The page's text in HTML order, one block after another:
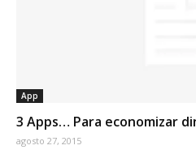
App
3 Apps… Para economizar
agosto 27, 2015